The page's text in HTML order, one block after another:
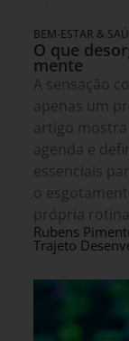
BEM-ESTAR &
O que
mente
A sensação
apenas um
artigo
agenda e
essenciais
o
própria
Rubens
Trajeto